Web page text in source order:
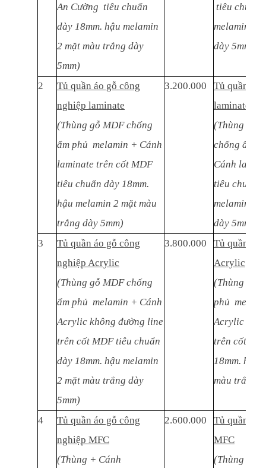
An Cường tiêu chuẩn
dày 18mm. hậu melamin
2 mặt màu trắng dày
5mm)
tiêu chuẩn
melamin 2
dày 5mm)
2
Tủ quần áo gỗ công
nghiệp laminate
(Thùng gỗ MDF chống
ẩm phủ melamin + Cánh
laminate trên cốt MDF
tiêu chuẩn dày 18mm.
hậu melamin 2 mặt màu
trắng dày 5mm)
3.200.000
Tủ quần áo
laminate
(Thùng gỗ
chống ẩm
Cánh
tiêu chuẩn
melamin 2
dày 5mm)
3
Tủ quần áo gỗ công
nghiệp Acrylic
(Thùng gỗ MDF chống
ẩm phủ melamin + Cánh
Acrylic không đường line
trên cốt MDF tiêu chuẩn
dày 18mm. hậu melamin
2 mặt màu trắng dày
5mm)
3.800.000
Tủ quần áo
Acrylic
(Thùng gỗ
phủ
Acrylic
trên cốt
18mm. hậu
màu trắng
4
Tủ quần áo gỗ công
nghiệp MFC
(Thùng + Cánh
2.600.000
Tủ quần áo
MFC
(Thùng +